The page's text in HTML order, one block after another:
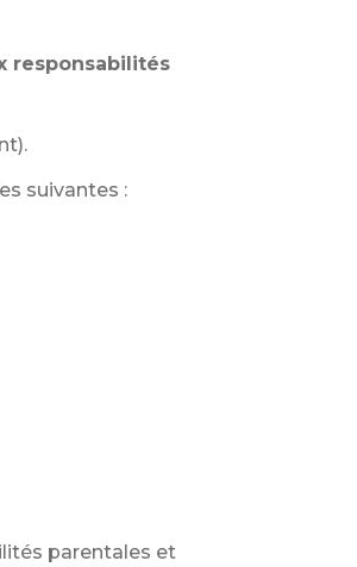
responsabilités
suivantes :
parentales et